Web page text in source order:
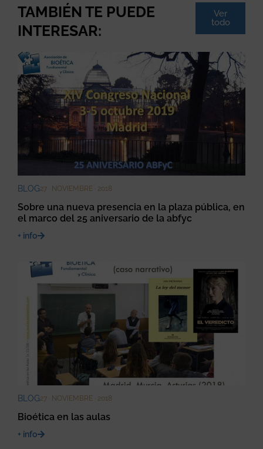
TAMBIÉN TE PUEDE
INTERESAR:
Ver
todo
BLOG27 · NOVIEMBRE · 2018
Sobre una nueva presencia en la plaza pública, en
el marco del 25 aniversario de la abfyc
+ info
BLOG27 · NOVIEMBRE · 2018
Bioética en las aulas
+ info